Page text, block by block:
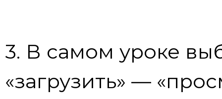
3. В самом уроке
«загрузить» —